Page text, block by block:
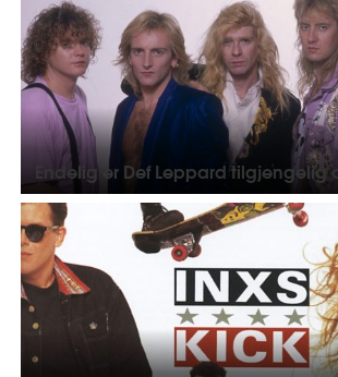
Endelig er Def Leppard